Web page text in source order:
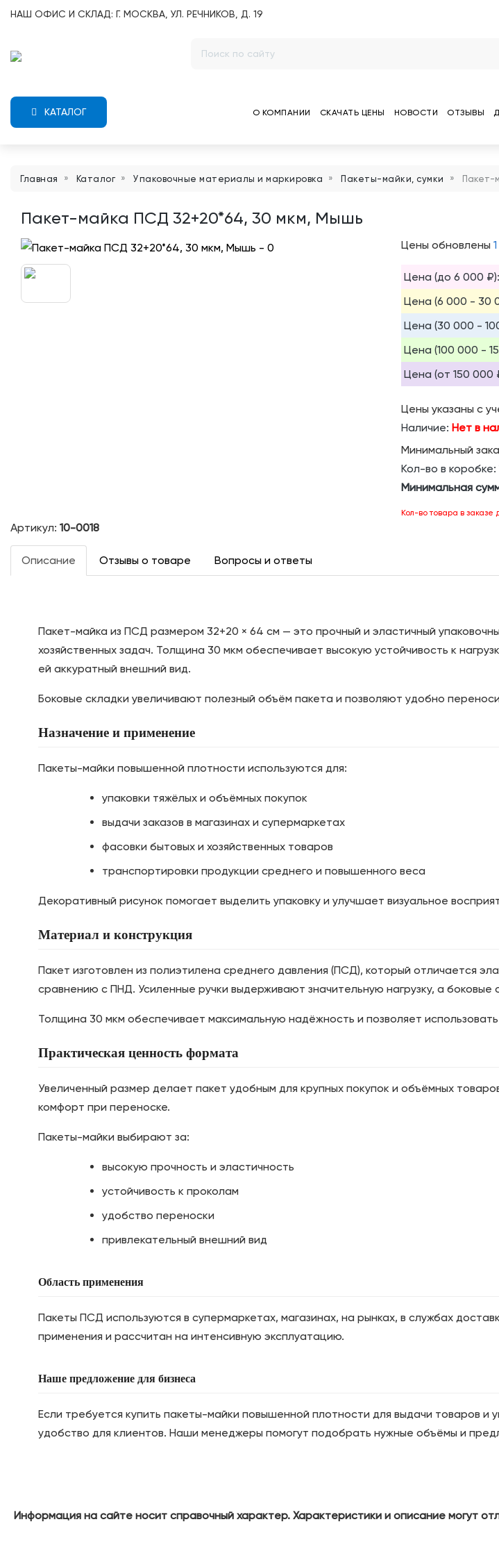
НАШ ОФИС И СКЛАД: Г. МОСКВА, УЛ. РЕЧНИКОВ, Д. 19
КАТАЛОГ О КОМПАНИИ СКАЧАТЬ ЦЕНЫ НОВОСТИ ОТЗЫВЫ
Главная Каталог Упаковочные материалы и маркировка Пакеты-майки, сумки Пакет-
Пакет-майка ПСД 32+20*64, 30 мкм, Мышь
Цены обновлены
Цена (до 6 000 ₽):
Цена (6 000 - 30
Цена (30 000 -
Цена (100 000 -
Цена (от 150 000
Цены указаны с
Наличие: Нет в
Минимальный
Кол-во в коробке:
Минимальная
Кол-во товара в заказе
Артикул: 10-0018
Описание Отзывы о товаре Вопросы и ответы
Пакет-майка из ПСД размером 32+20 × 64 см — это прочный и эластичный
хозяйственных задач. Толщина 30 мкм обеспечивает высокую устойчивость к
ей аккуратный внешний вид.
Боковые складки увеличивают полезный объём пакета и позволяют удобно
Назначение и применение
Пакеты-майки повышенной плотности используются для:
упаковки тяжёлых и объёмных покупок
выдачи заказов в магазинах и супермаркетах
фасовки бытовых и хозяйственных товаров
транспортировки продукции среднего и повышенного веса
Декоративный рисунок помогает выделить упаковку и улучшает визуальное
Материал и конструкция
Пакет изготовлен из полиэтилена среднего давления (ПСД), который отличается
сравнению с ПНД. Усиленные ручки выдерживают значительную нагрузку, а боковые
Толщина 30 мкм обеспечивает максимальную надёжность и позволяет
Практическая ценность формата
Увеличенный размер делает пакет удобным для крупных покупок и объёмных
комфорт при переноске.
Пакеты-майки выбирают за:
высокую прочность и эластичность
устойчивость к проколам
удобство переноски
привлекательный внешний вид
Область применения
Пакеты ПСД используются в супермаркетах, магазинах, на рынках, в службах
применения и рассчитан на интенсивную эксплуатацию.
Наше предложение для бизнеса
Если требуется купить пакеты-майки повышенной плотности для выдачи товаров
удобство для клиентов. Наши менеджеры помогут подобрать нужные объёмы и
Информация на сайте носит справочный характер. Характеристики и описание могут